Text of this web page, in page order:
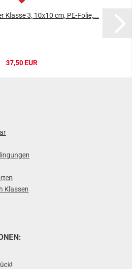
Klasse 3, 10x10 cm, PE-Folie,...
37,50 EUR
Klassen